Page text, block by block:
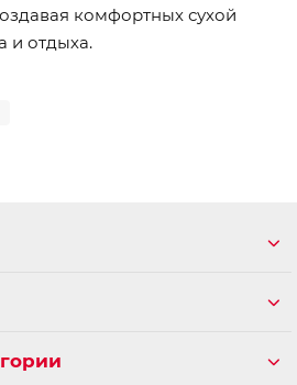
комфортных сухой
и отдыха.